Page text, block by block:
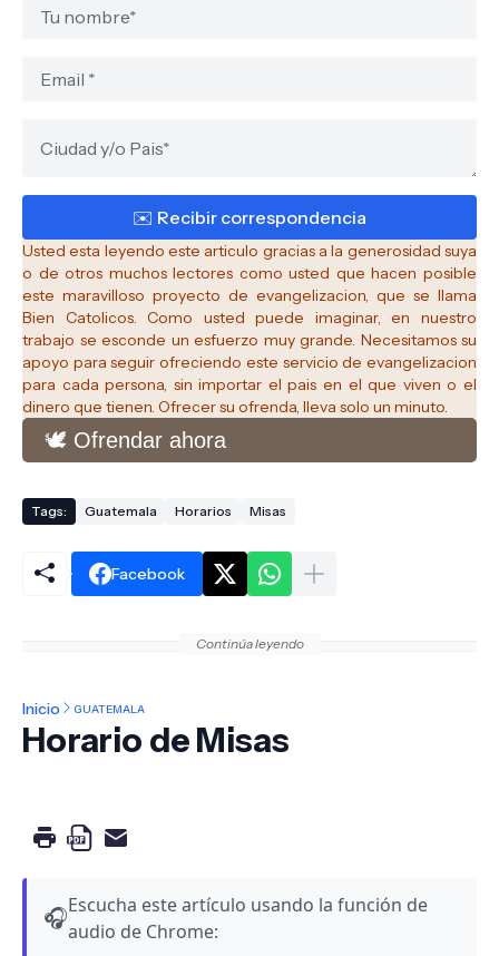
Usted esta leyendo este articulo gracias a la generosidad suya
o de otros muchos lectores como usted que hacen posible
este maravilloso proyecto de evangelizacion, que se llama
Bien Catolicos.Como usted puede imaginar, en nuestro
trabajo se esconde un esfuerzo muy grande. Necesitamos su
apoyo para seguir ofreciendo este servicio de evangelizacion
para cada persona, sin importar el pais en el que viven o el
dinero que tienen. Ofrecer su ofrenda, lleva solo un minuto.
🕊️ Ofrendar ahora
Tags: Guatemala Horarios Misas
Facebook
Continúa leyendo
Inicio GUATEMALA
Horario de Misas
🎧Escucha este artículo usando la función de
audio de Chrome: